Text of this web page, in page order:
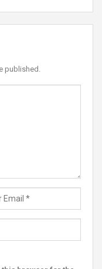
published.